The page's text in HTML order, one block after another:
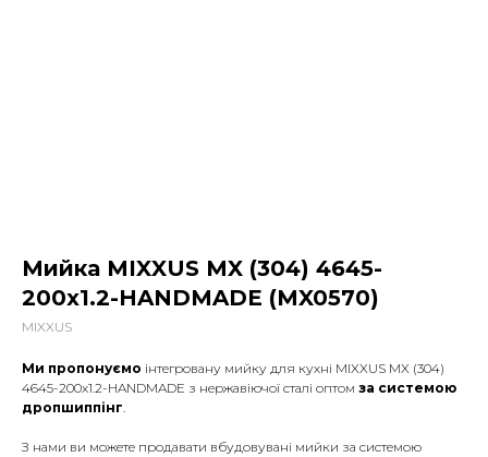
Мийка MIXXUS MX (304) 4645-
200x1.2-HANDMADE (MX0570)
MIXXUS
Ми пропонуємо інтегровану мийку для кухні MIXXUS MX (304)
4645-200x1.2-HANDMADE з нержавіючої сталі оптом за системою
дропшиппінг.
З нами ви можете продавати вбудовувані мийки за системою